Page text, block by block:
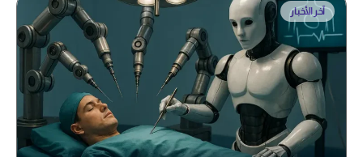
آخر الأخبار